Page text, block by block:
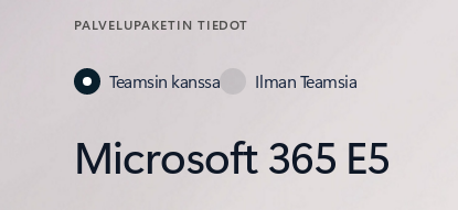
PALVELUPAKETIN TIEDOT
Teamsin kanssa Ilman Teamsia
Microsoft 365 E5